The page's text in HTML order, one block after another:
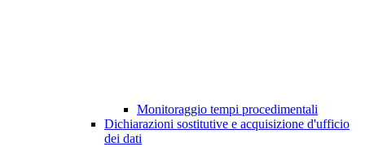
Monitoraggio tempi procedimentali
Dichiarazioni sostitutive e acquisizione d'ufficio
dei dati